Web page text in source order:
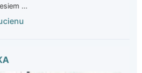
...